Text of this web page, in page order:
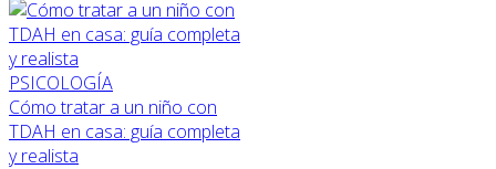
PSICOLOGÍA
Cómo tratar a un niño con
TDAH en casa: guía completa
y realista